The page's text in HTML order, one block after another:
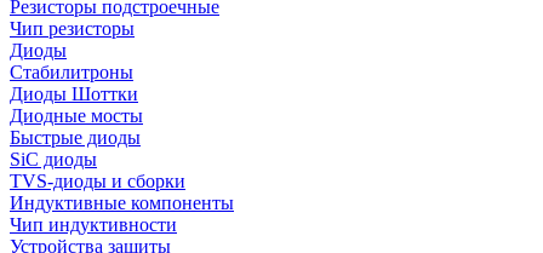
Резисторы подстроечные
Чип резисторы
Диоды
Стабилитроны
Диоды Шоттки
Диодные мосты
Быстрые диоды
SiC диоды
TVS-диоды и сборки
Индуктивные компоненты
Чип индуктивности
Устройства защиты